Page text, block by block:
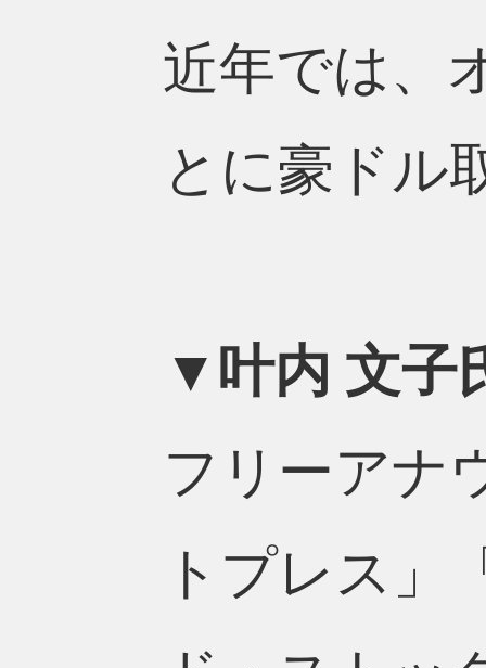
近年では、
とに豪ドル
▼叶内 文子
フリーアナ
トプレス」